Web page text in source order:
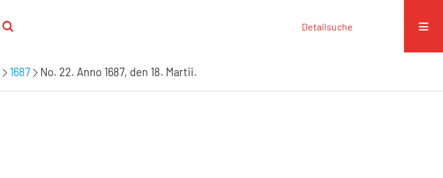
Detailsuche
1687 No. 22. Anno 1687, den 18. Martii.